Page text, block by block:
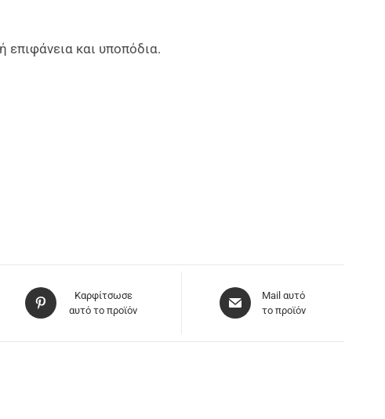
και υποπόδια.
Καρφίτσωσε
αυτό το προϊόν
Mail αυτό
το προϊόν